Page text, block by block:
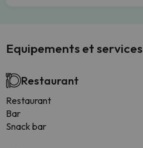
Equipements et services
Restaurant
Restaurant
Bar
Snack bar